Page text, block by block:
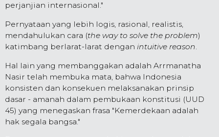
perjanjian internasional."
Pernyataan yang lebih logis, rasional, realistis,
mendahulukan cara (the way to solve the problem)
katimbang berlarat-larat dengan intuitive reason.
Hal lain yang membanggakan adalah Arrmanatha
Nasir telah membuka mata, bahwa Indonesia
konsisten dan konsekuen melaksanakan prinsip
dasar - amanah dalam pembukaan konstitusi (UUD
45) yang menegaskan frasa "Kemerdekaan adalah
hak segala bangsa."